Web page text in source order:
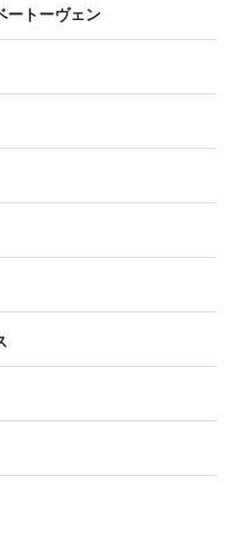
ートーヴェン